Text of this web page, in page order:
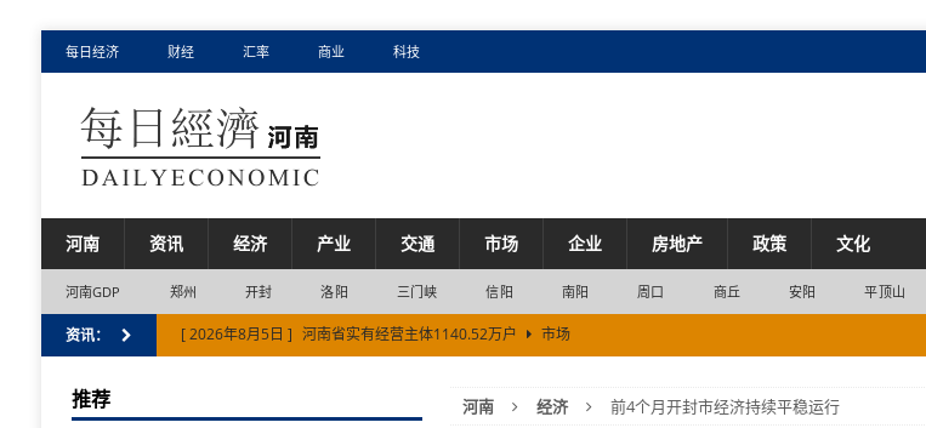
每日经济 财经 汇率 商业 科技
河南 资讯 经济 产业 交通 市场 企业 房地产 政策 文化
河南GDP 郑州 开封 洛阳 三门峡 信阳 南阳 周口 商丘 安阳 平顶山
资讯： [ 2026年8月5日 ] 河南省实有经营主体1140.52万户
市场
[ 2026年7月31日 ] 快乐豫制 送达全球丨国内超九成玻璃旅游装备“鲁山”造
产业
河南 经济 前4个月开封市经济持续平稳运行
推荐